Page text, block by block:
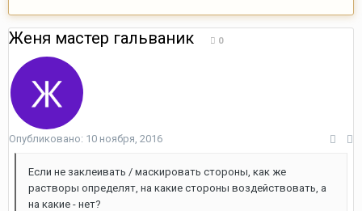
Женя мастер гальваник 0
Опубликовано: 10 ноября, 2016
Если не заклеивать / маскировать стороны, как же
растворы определят, на какие стороны воздействовать, а
на какие - нет?